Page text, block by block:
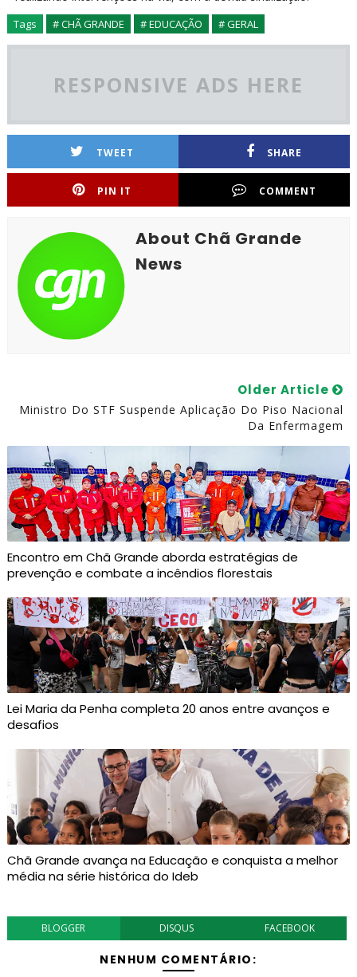
Tags # CHÃ GRANDE # EDUCAÇÃO # GERAL
RESPONSIVE ADS HERE
TWEET SHARE
PIN IT COMMENT
About Chã Grande
News
Older Article
Ministro Do STF Suspende Aplicação Do Piso Nacional
Da Enfermagem
Encontro em Chã Grande aborda estratégias de
prevenção e combate a incêndios florestais
Lei Maria da Penha completa 20 anos entre avanços e
desafios
Chã Grande avança na Educação e conquista a melhor
média na série histórica do Ideb
BLOGGER DISQUS FACEBOOK
NENHUM COMENTÁRIO: